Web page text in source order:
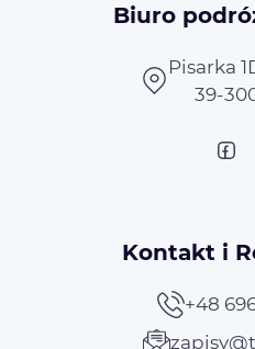
Biuro
Pisarka
39-
Kontakt i
+48